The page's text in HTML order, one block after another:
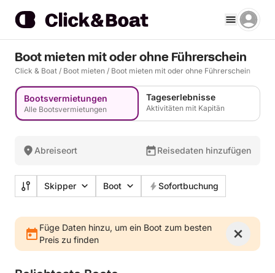
Boot mieten mit oder ohne Führerschein
Click & Boat / Boot mieten / Boot mieten mit oder ohne Führerschein
Bootsvermietungen
Alle Bootsvermietungen
Tageserlebnisse
Aktivitäten mit Kapitän
Abreiseort Reisedaten hinzufügen
Skipper Boot Sofortbuchung
Füge Daten hinzu, um ein Boot zum besten
Preis zu finden